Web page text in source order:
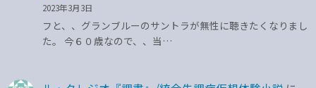
2023年3月3日
フと、、グランブルーのサントラが無性に聴きたくなりまし
た。 今６０歳なので、、当…